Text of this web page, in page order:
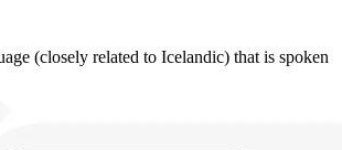
(closely related to Icelandic) that is spoken